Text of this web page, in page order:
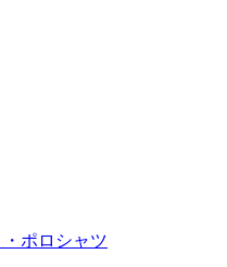
ポロシャツ